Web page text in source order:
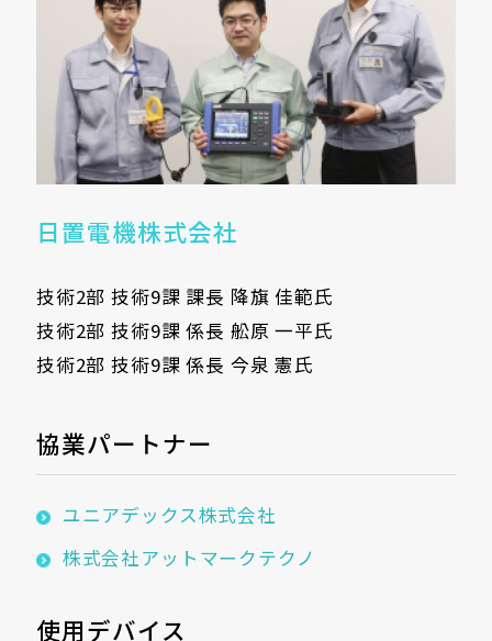
日置電機株式会社
技術2部 技術9課 課長 降旗 佳範氏
技術2部 技術9課 係長 舩原 一平氏
技術2部 技術9課 係長 今泉 憲氏
協業パートナー
ユニアデックス株式会社
株式会社アットマークテクノ
使用デバイス